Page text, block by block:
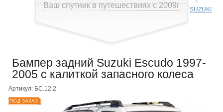
Ваш спутник в путешествиях с 2009г
SUZUKI
Бампер задний Suzuki Escudo 1997-
2005 с калиткой запасного колеса
Артикул: БС.12.2
ПОД ЗАКАЗ